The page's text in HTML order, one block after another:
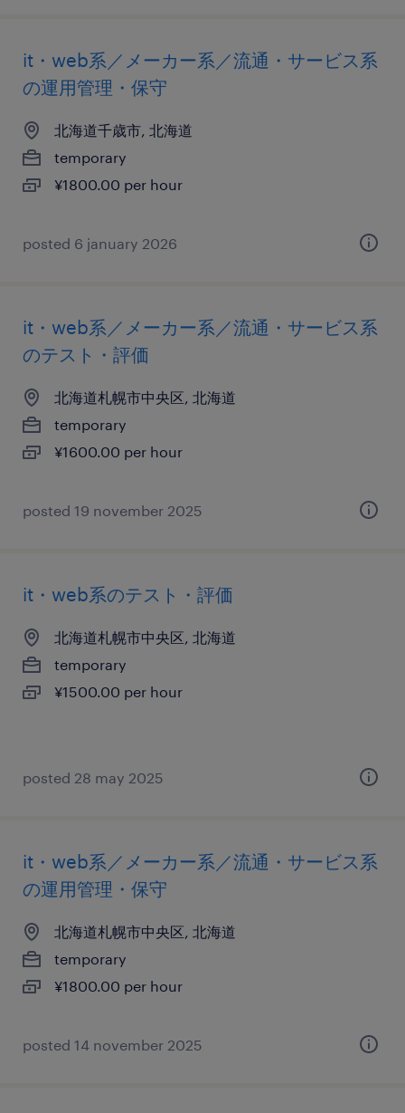
it・web系／メーカー系／流通・サービス系
の運用管理・保守
北海道千歳市, 北海道
temporary
¥1800.00 per hour
posted 6 january 2026
it・web系／メーカー系／流通・サービス系
のテスト・評価
北海道札幌市中央区, 北海道
temporary
¥1600.00 per hour
posted 19 november 2025
it・web系のテスト・評価
北海道札幌市中央区, 北海道
temporary
¥1500.00 per hour
posted 28 may 2025
it・web系／メーカー系／流通・サービス系
の運用管理・保守
北海道札幌市中央区, 北海道
temporary
¥1800.00 per hour
posted 14 november 2025